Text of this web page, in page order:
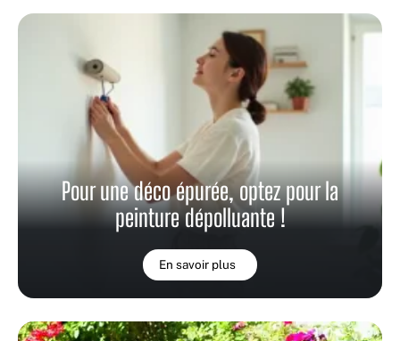
Pour une déco épurée, optez pour la
peinture dépolluante !
En savoir plus